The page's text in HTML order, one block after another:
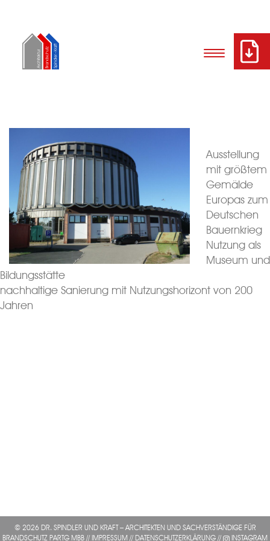
Ausstellung
mit größtem
Gemälde
Europas zum
Deutschen
Bauernkrieg
Nutzung als
Museum und
Bildungsstätte
nachhaltige Sanierung mit Nutzungshorizont von 200
Jahren
© 2026 DR. SPINDLER UND KRAFT – ARCHITEKTEN UND SACHVERSTÄNDIGE FÜR
BRANDSCHUTZ PARTG MBB // IMPRESSUM // DATENSCHUTZERKLÄRUNG // INSTAGRAM